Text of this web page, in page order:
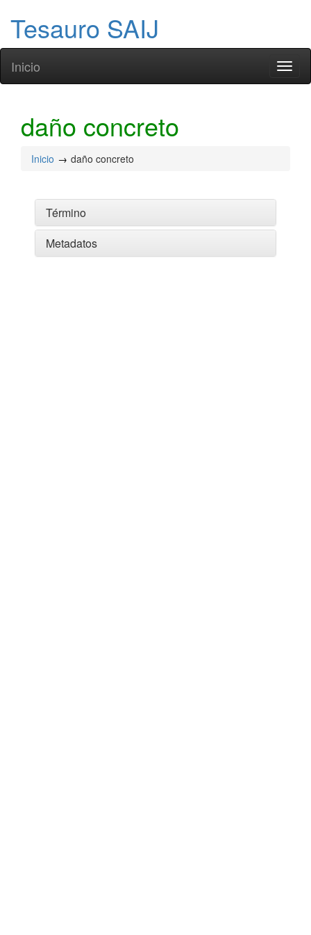
Tesauro SAIJ
Inicio
daño concreto
Inicio daño concreto
Término
Metadatos